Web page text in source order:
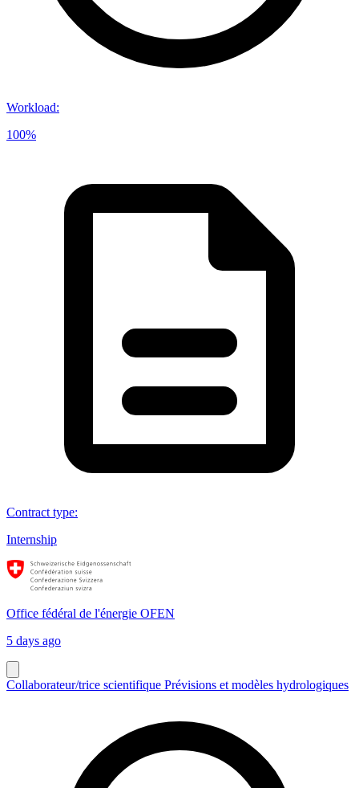
Workload:
100%
Contract type:
Internship
Office fédéral de l'énergie OFEN
5 days ago
Collaborateur/trice scientifique Prévisions et modèles hydrologiques